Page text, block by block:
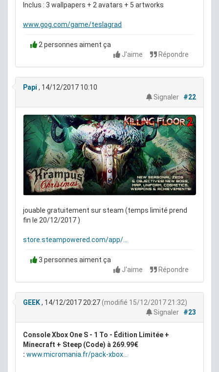
Inclus : 3 wallpapers + 2 avatars + 5 artworks
www.gog.com/game/teslagrad
2 personnes aiment ça
J'aime
Répondre
Papi , 14/12/2017 10:10
Signaler
#22
jouable gratuitement sur steam (temps limité prend
fin le 20/12/2017 )
store.steampowered.com/app/...
3 personnes aiment ça
J'aime
Répondre
GEEK, 14/12/2017 20:27(modifié 15/12/2017 21:32)
Signaler
#23
Console Xbox One S - 1 To - Édition Limitée +
Minecraft + Steep (Code) à 269.99€
: www.micromania.fr/pack-xbox...